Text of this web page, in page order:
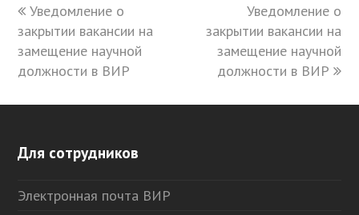
previous
post:
Уведомление о
закрытии вакансии на
замещение научной
должности в ВИР
next
post:
Уведомление о
закрытии вакансии на
замещение научной
должности в ВИР
Для сотрудников
Электронная почта ВИР